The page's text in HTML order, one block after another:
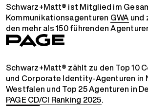
Schwarz+Matt® ist Mitglied im
Kommunikationsagenturen GWA und
den mehr als 150 führenden
Schwarz+Matt® zählt zu den Top 10
und Corporate Identity-Agenturen in
Westfalen und Top 25 Agenturen in
PAGE CD/CI Ranking 2025.